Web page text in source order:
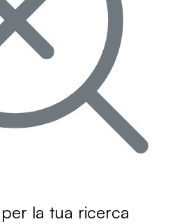
la tua ricerca